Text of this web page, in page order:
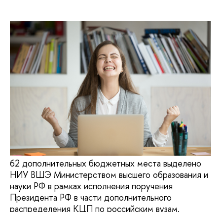
62 дополнительных бюджетных места выделено
НИУ ВШЭ Министерством высшего образования и
науки РФ в рамках исполнения поручения
Президента РФ в части дополнительного
распределения КЦП по российским вузам.